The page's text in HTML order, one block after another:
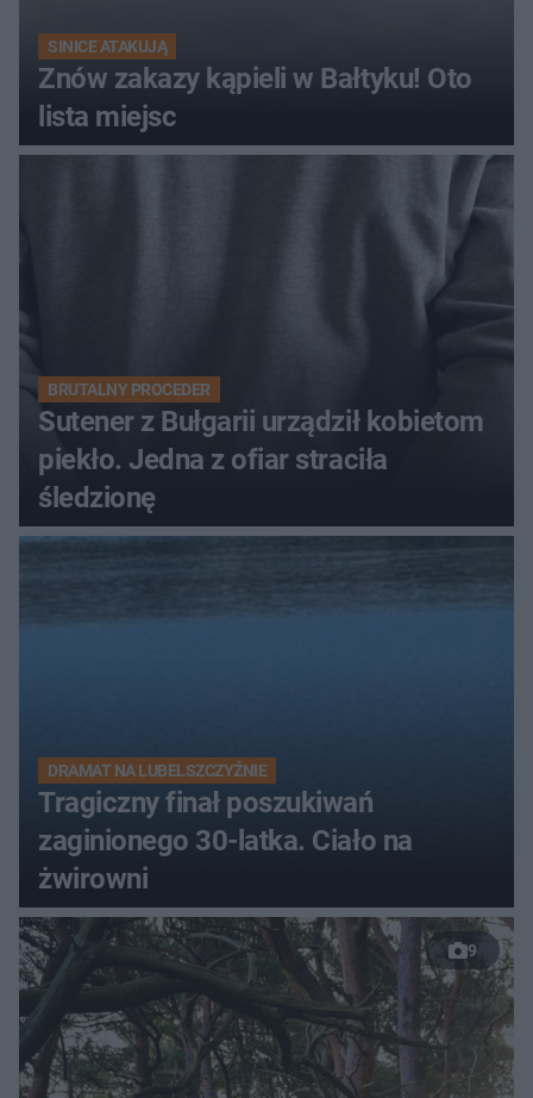
SINICE ATAKUJĄ
Znów zakazy kąpieli w Bałtyku! Oto
lista miejsc
BRUTALNY PROCEDER
Sutener z Bułgarii urządził kobietom
piekło. Jedna z ofiar straciła
śledzionę
DRAMAT NA LUBELSZCZYŹNIE
Tragiczny finał poszukiwań
zaginionego 30-latka. Ciało na
żwirowni
9